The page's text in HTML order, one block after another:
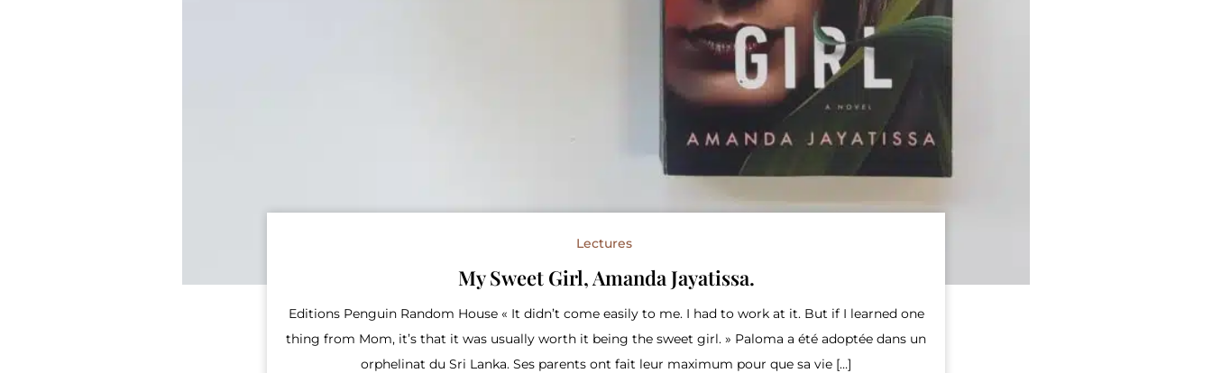
Lectures
My Sweet Girl, Amanda Jayatissa.
Editions Penguin Random House « It didn’t come easily to me. I had to work at it. But if I learned one
thing from Mom, it’s that it was usually worth it being the sweet girl. » Paloma a été adoptée dans un
orphelinat du Sri Lanka. Ses parents ont fait leur maximum pour que sa vie […]